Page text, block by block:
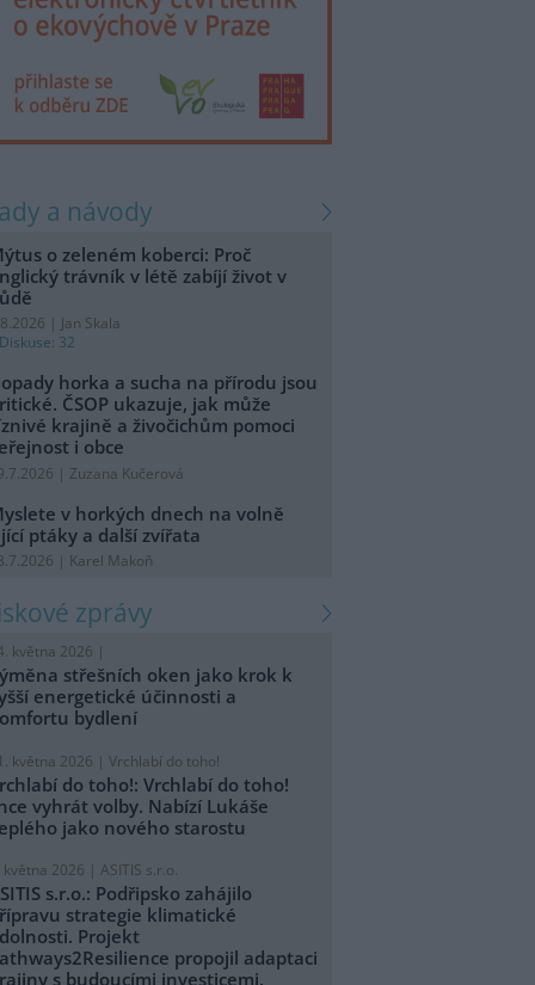
a návody
o zeleném koberci: Proč
trávník v létě zabíjí život v
| Jan Skala
Diskuse: 32
horka a sucha na přírodu jsou
ČSOP ukazuje, jak může
krajině a živočichům pomoci
i obce
| Zuzana Kučerová
v horkých dnech na volně
ptáky a další zvířata
| Karel Makoň
zprávy
května 2026 |
střešních oken jako krok k
energetické účinnosti a
bydlení
května 2026 | Vrchlabí do toho!
do toho!: Vrchlabí do toho!
vyhrát volby. Nabízí Lukáše
jako nového starostu
května 2026 | ASITIS s.r.o.
s.r.o.: Podřipsko zahájilo
strategie klimatické
Projekt
propojil adaptaci
s budoucími investicemi.